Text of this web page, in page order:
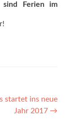
sind Ferien im
startet ins neue
Jahr 2017 →